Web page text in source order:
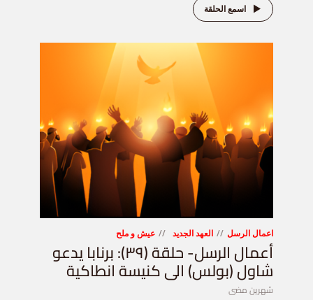
اسمع الحلقة
اعمال الرسل العهد الجديد عيش و ملح
أعمال الرسل- حلقة (٣٩): برنابا يدعو
شاول (بولس) الى كنيسة انطاكية
شهرين مضى